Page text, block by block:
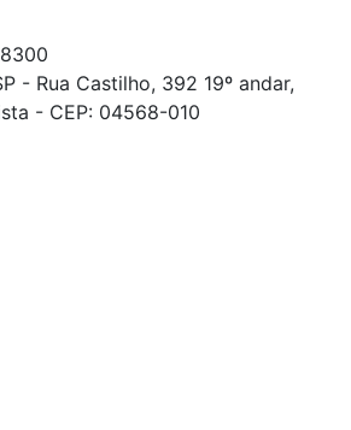
- Rua Castilho, 392 19º andar,
- CEP: 04568-010